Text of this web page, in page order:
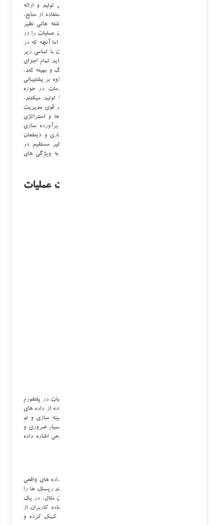
مدیریت عملیات شامل طراحی، اجرا و کنترل فرآیندهای تولید و ارائه
خدمات است. هدف اصلی مدیریت عملیات، بهینه سازی استفاده از منابع،
افزایش کیفیت و ارتقاء کارایی فرآیند هاست. اصولا رشته هائی نظیر
مهندسی صنایع و یا شاخه هائی از مدیریت، مفهوم مدیریت عملیات را در
دروس دانشگاهی خوانده اند و به درستی درک کرده اند. اما آنچه که در
کنار این دانش نیازمند است، درگیری مستقیم تیم عملیات با تمامی زیر
شاخه های مرتبط با آن است. ساختار مدیریت عملیات باید تمام اجزای
زنجیره ارزش یک سازمان و فرآیند های داخلی را هماهنگ و بهینه کند.
این نقش به ویژه در کسب و کارهای فناوری محور که علاوه بر پشتیبانی
از محصولات و خدمات سخت افزاری، محصولات و خدمات در حوزه
دیجیتال نظیر نرم افزار ها، اپلیکیشن ها و وبسایت ها تولید میکنند،
بسیار حیاتی تر می شود. بنا بر این جهت، تشکیل ساختار قوی مدیریت
عملیات، به عنوان یکی از ارکان اصلی پیشبرد سیاست ها و استراتژی
های کلان یک سازمان، که از یک سو نقش کلیدی در برآورده سازی
خواست مشتریان داخلی همچون سهامداران، شرکای تجاری و ذینفعان
یک کسب و کار را فراهم خواهد کرد، و از سوئی تاثیر مستقیم در
رضایت مشتری و تجربه مشتریان خواهد گذاشت، ذیلا به ویژگی های
نیاز به تسلط بر علم داده در مدیریت عملیات
از آنجائی که کلیه فعالیت های یک سازمان در حوزه عملیات در پلتفورم
ها، نرم افزارها و درگاه های گوناگون ثبت می شود، استفاده از داده های
موجود می تواند در پیشبرد اهداف عملیاتی و توسعه، بهینه سازی و نو
آوری بسیار موثر باشد. لذا ضرورت تسلط در علم داده بسیار ضروری و
حیاتی است. در عناوین ذیل به بخش هائی در این خصوص اشاره داده
مدیر عملیات باید قادر باشد تصمیمات خود را بر اساس داده های واقعی
و تحلیل های دقیق اتخاذ کند. این نوع تصمیم گیری میتواند ریسک ها را
کاهش داده و فرصت های جدید را شناسایی کند. به عنوان مثال، در یک
کسب و کار نرم افزاری، تحلیل داده های مربوط به استفاده کاربران از
نرم افزار میتواند به پیش بینی رفتارهای آینده کاربران کمک کرده و